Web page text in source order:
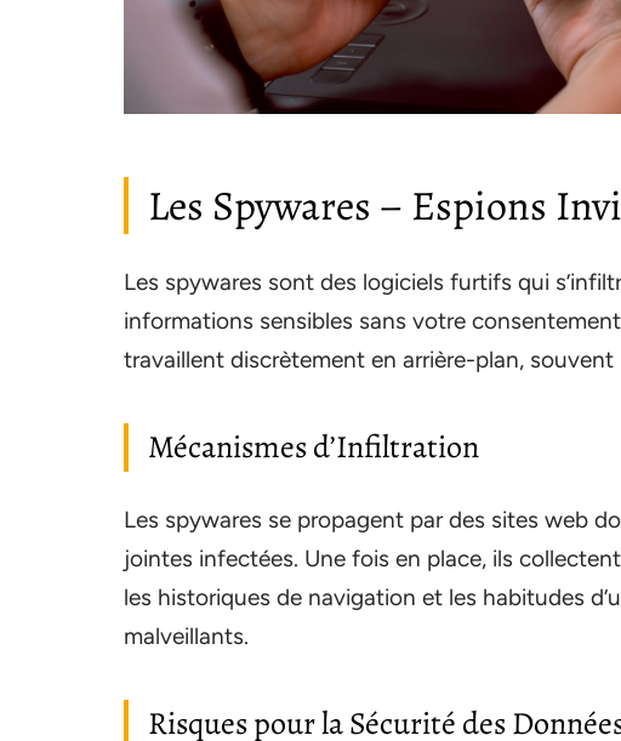
Les Spywares – Espions
Les spywares sont des logiciels furtifs qui
informations sensibles sans votre
travaillent discrètement en arrière-plan,
Mécanismes d’Infiltration
Les spywares se propagent par des sites web
jointes infectées. Une fois en place, ils
les historiques de navigation et les habitudes
malveillants.
Risques pour la Sécurité des